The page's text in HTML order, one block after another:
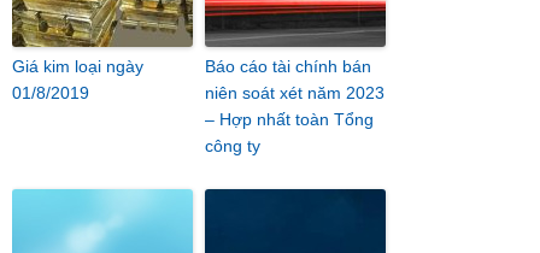
Giá kim loại ngày
01/8/2019
Báo cáo tài chính bán
niên soát xét năm 2023
– Hợp nhất toàn Tổng
công ty